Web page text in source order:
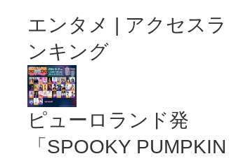
エンタメ | アクセスラ
ンキング
ピューロランド発
「SPOOKY PUMPKIN